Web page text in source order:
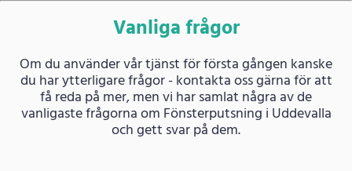
Vanliga frågor
Om du använder vår tjänst för första gången kanske
du har ytterligare frågor - kontakta oss gärna för att
få reda på mer, men vi har samlat några av de
vanligaste frågorna om Fönsterputsning i Uddevalla
och gett svar på dem.